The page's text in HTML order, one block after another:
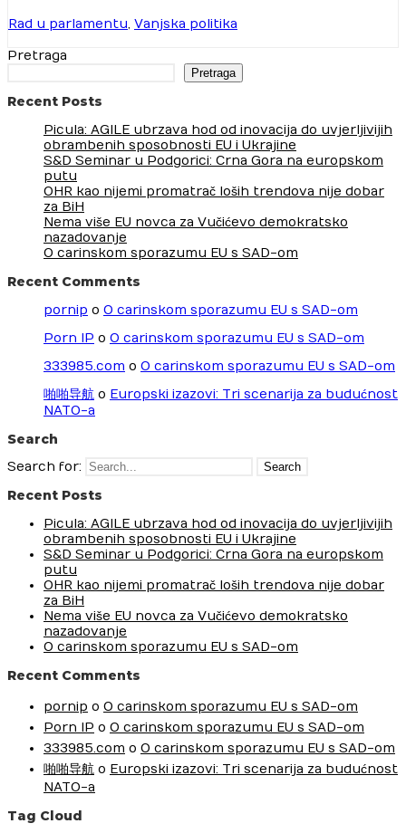
Rad u parlamentu, Vanjska politika
Pretraga
Pretraga
Recent Posts
Picula: AGILE ubrzava hod od inovacija do uvjerljivijih
obrambenih sposobnosti EU i Ukrajine
S&D Seminar u Podgorici: Crna Gora na europskom
putu
OHR kao nijemi promatrač loših trendova nije dobar
za BiH
Nema više EU novca za Vučićevo demokratsko
nazadovanje
O carinskom sporazumu EU s SAD-om
Recent Comments
pornip o O carinskom sporazumu EU s SAD-om
Porn IP o O carinskom sporazumu EU s SAD-om
333985.com o O carinskom sporazumu EU s SAD-om
啪啪导航 o Europski izazovi: Tri scenarija za budućnost
NATO-a
Search
Search for:
Recent Posts
Picula: AGILE ubrzava hod od inovacija do uvjerljivijih
obrambenih sposobnosti EU i Ukrajine
S&D Seminar u Podgorici: Crna Gora na europskom
putu
OHR kao nijemi promatrač loših trendova nije dobar
za BiH
Nema više EU novca za Vučićevo demokratsko
nazadovanje
O carinskom sporazumu EU s SAD-om
Recent Comments
pornip o O carinskom sporazumu EU s SAD-om
Porn IP o O carinskom sporazumu EU s SAD-om
333985.com o O carinskom sporazumu EU s SAD-om
啪啪导航 o Europski izazovi: Tri scenarija za budućnost
NATO-a
Tag Cloud